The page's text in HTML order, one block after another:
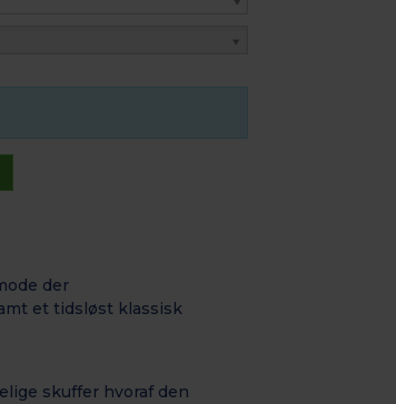
der
et tidsløst klassisk
skuffer hvoraf den